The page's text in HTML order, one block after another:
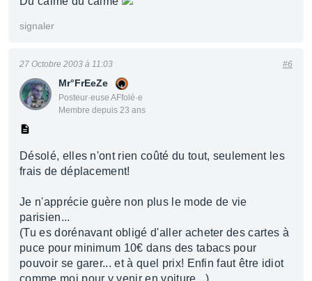
signaler
Mr°FrEeZe
Posteur·euse AFfolé·e
Membre depuis 23 ans
27 Octobre 2003 à 11:03 #6
Désolé, elles n'ont rien coûté du tout, seulement les
frais de déplacement!
Je n'apprécie guère non plus le mode de vie
parisien...
(Tu es dorénavant obligé d'aller acheter des cartes à
puce pour minimum 10€ dans des tabacs pour
pouvoir se garer... et à quel prix! Enfin faut être idiot
comme moi pour y venir en voiture...)